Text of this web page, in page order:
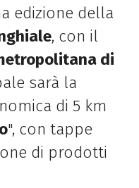
edizione della
, con il
di
sarà la
di 5 km
", con tappe
di prodotti